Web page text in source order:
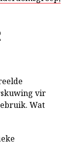
vir
Wat